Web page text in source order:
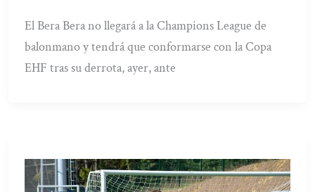
El Bera Bera no llegará a la Champions League de
balonmano y tendrá que conformarse con la Copa
EHF tras su derrota, ayer, ante